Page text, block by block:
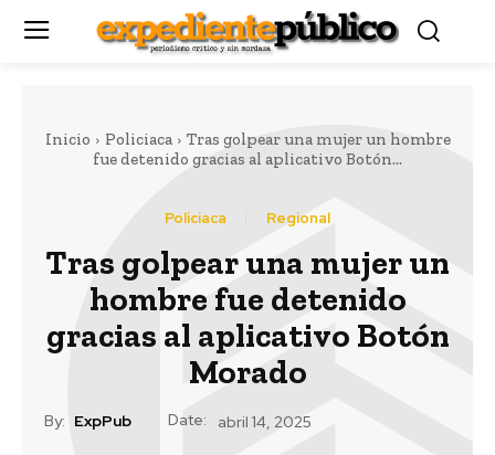
Inicio Policiaca
Tras golpear una mujer un hombre
fue detenido gracias al aplicativo Botón...
Policiaca Regional
Tras golpear una mujer un
hombre fue detenido
gracias al aplicativo Botón
Morado
By: ExpPub Date: abril 14, 2025